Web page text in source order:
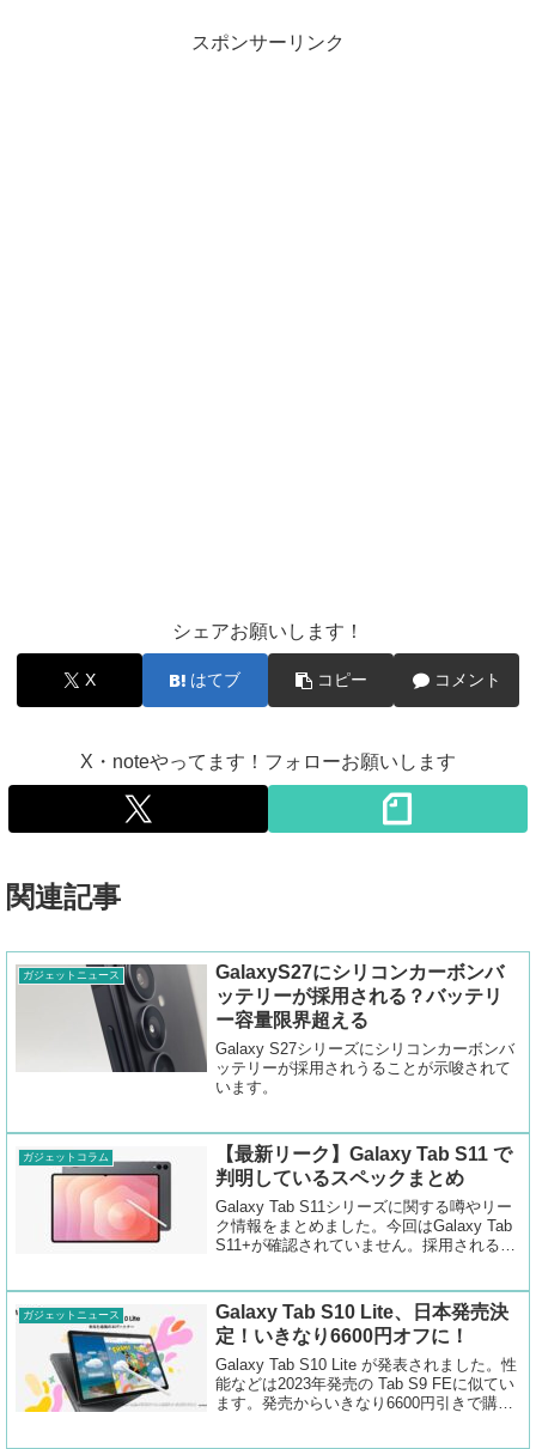
スポンサーリンク
シェアお願いします！
X はてブ コピー コメント
X・noteやってます！フォローお願いします
関連記事
ガジェットニュース
GalaxyS27にシリコンカーボンバ
ッテリーが採用される？バッテリ
ー容量限界超える
Galaxy S27シリーズにシリコンカーボンバ
ッテリーが採用されうることが示唆されて
います。
ガジェットコラム
【最新リーク】Galaxy Tab S11 で
判明しているスペックまとめ
Galaxy Tab S11シリーズに関する噂やリー
ク情報をまとめました。今回はGalaxy Tab
S11+が確認されていません。採用されるチ
ガジェットニュース
Galaxy Tab S10 Lite、日本発売決
定！いきなり6600円オフに！
Galaxy Tab S10 Lite が発表されました。性
能などは2023年発売の Tab S9 FEに似てい
ます。発売からいきなり6600円引きで購入